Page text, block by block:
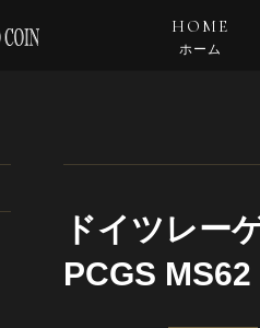
HOME
ホーム
ドイツレー
PCGS MS62